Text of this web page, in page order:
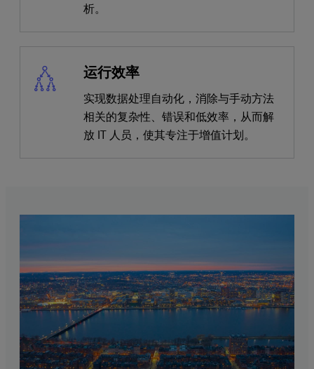
析。
运行效率
实现数据处理自动化，消除与手动方法
相关的复杂性、错误和低效率，从而解
放 IT 人员，使其专注于增值计划。